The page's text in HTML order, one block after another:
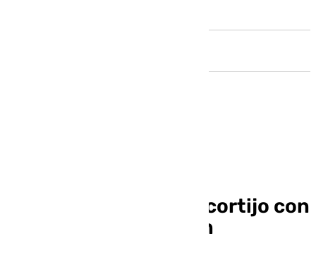
A juicio por pagar un cortijo con
2.500 euros falsos en